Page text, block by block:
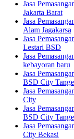
Jasa
Jakarta Barat
Jasa
Alam Jagakarsa
Jasa
Lestari BSD
Jasa
kebayoran baru
Jasa
BSD City
Jasa
City
Jasa
BSD City
Jasa
City Bekasi